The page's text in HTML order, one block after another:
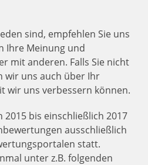
sind, empfehlen Sie uns
Ihre Meinung und
mit anderen. Falls Sie nicht
wir uns auch über Ihr
wir uns verbessern können.
2015 bis einschließlich 2017
ausschließlich
statt.
unter z.B. folgenden